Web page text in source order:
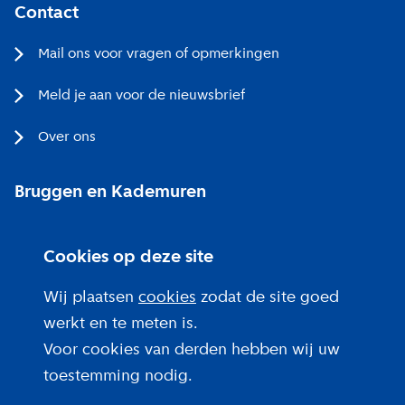
Cookies op deze site
Wij plaatsen cookies zodat de site goed
werkt en te meten is.
Voor cookies van derden hebben wij uw
toestemming nodig.
Contact
Mail ons voor vragen of opmerkingen
Meld je aan voor de nieuwsbrief
Over ons
Bruggen en Kademuren